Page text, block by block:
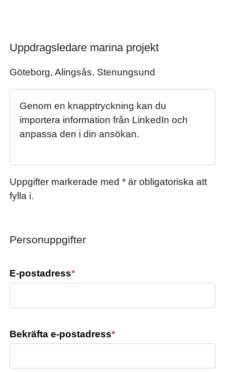
Uppdragsledare marina projekt
Uppdragsledare marina projekt
Göteborg, Alingsås, Stenungsund
Genom en knapptryckning kan du
importera information från LinkedIn och
anpassa den i din ansökan.
Uppgifter markerade med * är obligatoriska att
fylla i.
Personuppgifter
E-postadress*
Bekräfta e-postadress*